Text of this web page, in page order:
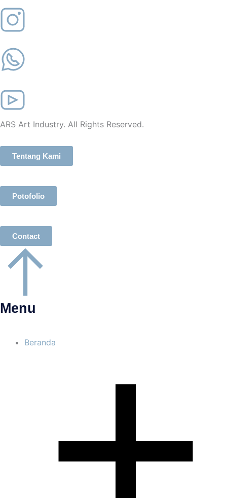
ARS Art Industry. All Rights Reserved.
Tentang Kami
Potofolio
Contact
Menu
Beranda